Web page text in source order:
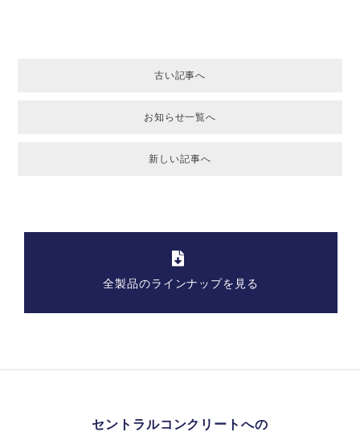
古い記事へ
お知らせ一覧へ
新しい記事へ
全製品のラインナップを見る
セントラルコンクリートへの